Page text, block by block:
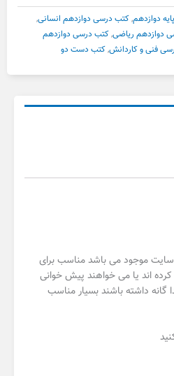
دوازدهم,کتب درسی دوازدهم انسانی,
دوازدهم ریاضی,کتب درسی دوازدهم
فنی و کاردانش,کتب دست دو
موجود می باشد مناسب برای
اند یا می خواهند پیش خوانی
گانه داشته باشند بسیار مناسب